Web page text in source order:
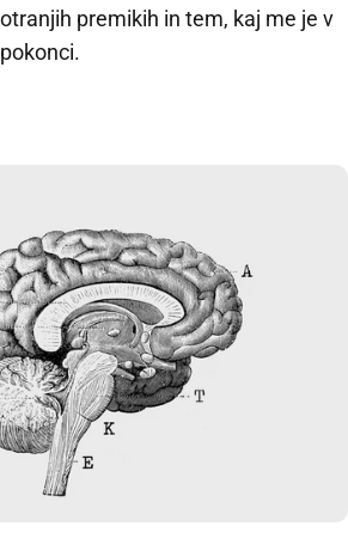
premikih in tem, kaj me je v